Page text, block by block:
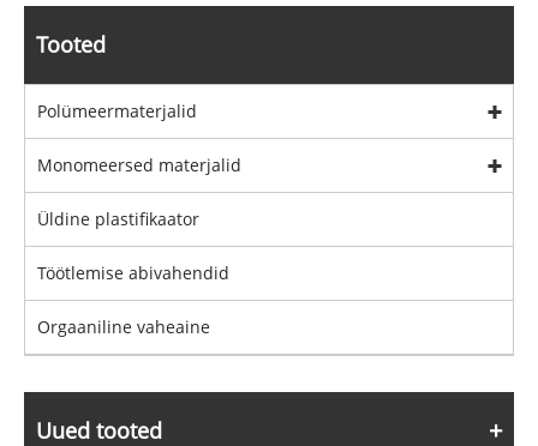
Tooted
Polümeermaterjalid
Monomeersed materjalid
Üldine plastifikaator
Töötlemise abivahendid
Orgaaniline vaheaine
Uued tooted